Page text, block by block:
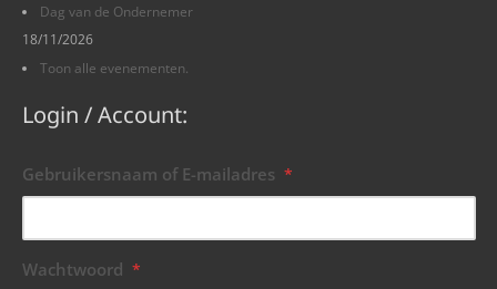
Dag van de Ondernemer
18/11/2026
Toon alle evenementen.
Login / Account:
Gebruikersnaam of E-mailadres *
Wachtwoord *